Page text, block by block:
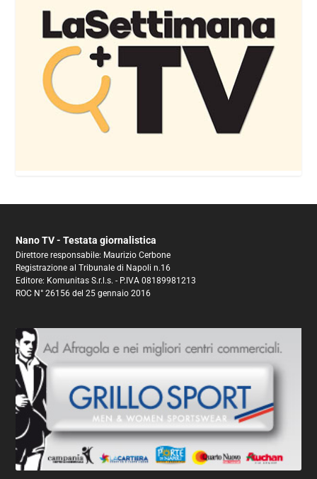
Nano TV - Testata giornalistica
Direttore responsabile: Maurizio Cerbone
Registrazione al Tribunale di Napoli n.16
Editore: Komunitas S.r.l.s. - P.IVA 08189981213
ROC N° 26156 del 25 gennaio 2016